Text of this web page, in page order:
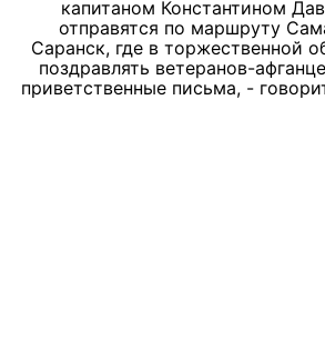
капитаном Константином
отправятся по маршруту
Саранск, где в торжественной
поздравлять ветеранов-
приветственные письма, -